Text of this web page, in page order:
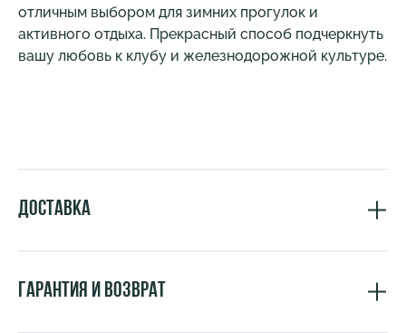
отличным выбором для зимних прогулок и
активного отдыха. Прекрасный способ подчеркнуть
вашу любовь к клубу и железнодорожной культуре.
Доставка
Гарантия и возврат